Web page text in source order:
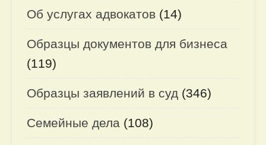
Об услугах адвокатов (14)
Образцы документов для бизнеса
(119)
Образцы заявлений в суд (346)
Семейные дела (108)